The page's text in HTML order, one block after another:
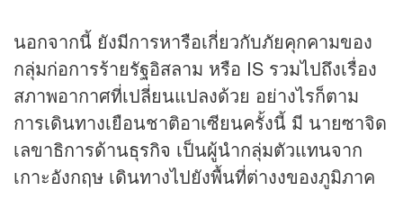
นอกจากนี้ ยังมีการหารือเกี่ยวกับภัยคุกคามของ
กลุ่มก่อการร้ายรัฐอิสลาม หรือ IS รวมไปถึงเรื่อง
สภาพอากาศที่เปลี่ยนแปลงด้วย อย่างไรก็ตาม
การเดินทางเยือนชาติอาเซียนครั้งนี้ มี นายซาจิด
เลขาธิการด้านธุรกิจ เป็นผู้นำกลุ่มตัวแทนจาก
เกาะอังกฤษ เดินทางไปยังพื้นที่ต่างงของภูมิภาค